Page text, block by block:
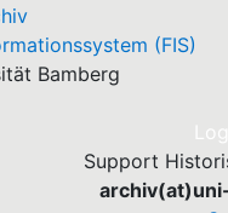
(FIS)
Bamberg
Support